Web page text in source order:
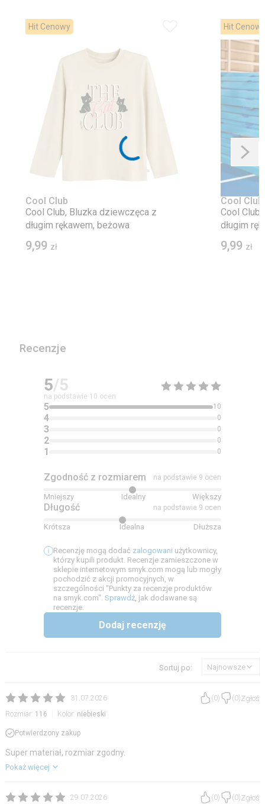
Hit Cenowy
Cool Club
Cool Club, Bluzka dziewczęca z
długim rękawem, beżowa
9,99 zł
Hit Cenowy
Cool Club
Cool
długim
9,99 zł
Recenzje
5/5
na podstawie 10 ocen
5 10
4 0
3 0
2 0
1 0
Zgodność z rozmiarem na podstawie 9 ocen
Mniejszy Idealny Większy
Długość na podstawie 9 ocen
Krótsza Idealna Dłuższa
Recenzję mogą dodać zalogowani użytkownicy,
którzy kupili produkt. Recenzje zamieszczone w
sklepie internetowym smyk.com mogą lub mogły
pochodzić z akcji promocyjnych, w
szczególności "Punkty za recenzje produktów
na smyk.com". Sprawdź, jak dodawane są
recenzje.
Dodaj recenzję
Sortuj po: Najnowsze
31.07.2026 (0) (0)Zgłoś
Rozmiar: 116 Kolor: niebieski
Potwierdzony zakup
Super materiał, rozmiar zgodny.
Pokaż więcej
29.07.2026 (0) (0)Zgłoś